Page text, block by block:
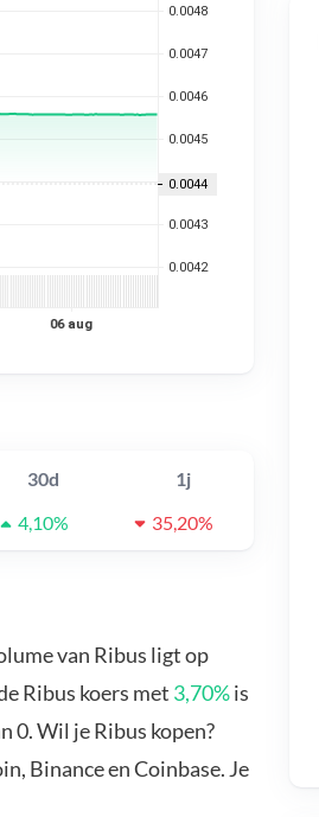
30d
1j
4,10% 35,20%
van Ribus ligt op
Ribus koers met 3,70%is
0. Wil je Ribus kopen?
Binance en Coinbase. Je